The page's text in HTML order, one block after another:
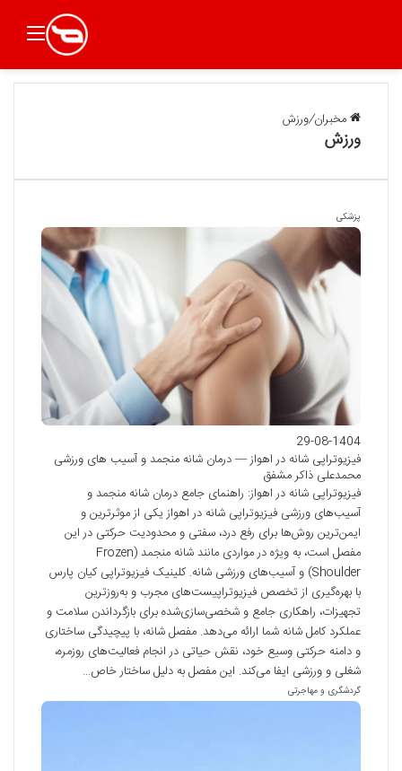
مخبران/ورزش
ورزش
پزشکی
29-08-1404
فیزیوتراپی شانه در اهواز — درمان شانه منجمد و آسیب های ورزشی
محمدعلی ذاکر مشفق
فیزیوتراپی شانه در اهواز: راهنمای جامع درمان شانه منجمد و
آسیب‌های ورزشی فیزیوتراپی شانه در اهواز یکی از موثرترین و
ایمن‌ترین روش‌ها برای رفع درد، سفتی و محدودیت حرکتی در این
مفصل است، به ویژه در مواردی مانند شانه منجمد (Frozen
Shoulder) و آسیب‌های ورزشی شانه. کلینیک فیزیوتراپی کیان پارس
با بهره‌گیری از تخصص فیزیوتراپیست‌های مجرب و به‌روزترین
تجهیزات، راهکاری جامع و شخصی‌سازی‌شده برای بازگرداندن سلامت و
عملکرد کامل شانه شما ارائه می‌دهد. مفصل شانه، با پیچیدگی ساختاری
و دامنه حرکتی وسیع خود، نقش حیاتی در انجام فعالیت‌های روزمره،
شغلی و ورزشی ایفا می‌کند. این مفصل به دلیل ساختار خاص…
گردشگری و مهاجرتی